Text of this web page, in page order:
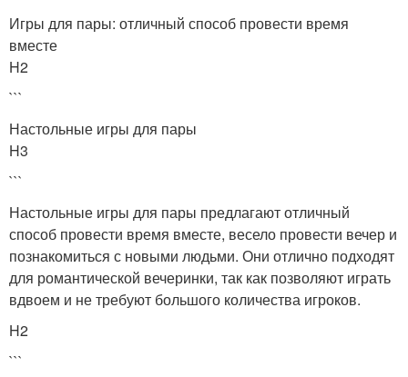
Игры для пары: отличный способ провести время
вместе
H2
```
Настольные игры для пары
H3
```
Настольные игры для пары предлагают отличный
способ провести время вместе, весело провести вечер и
познакомиться с новыми людьми. Они отлично подходят
для романтической вечеринки, так как позволяют играть
вдвоем и не требуют большого количества игроков.
H2
```